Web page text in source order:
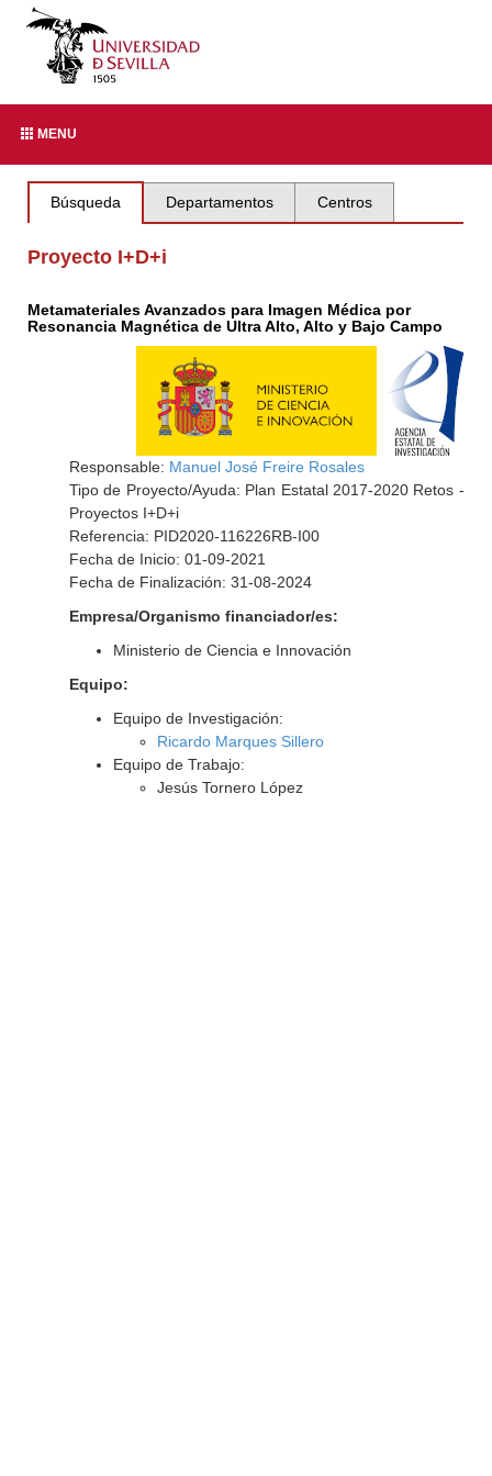
MENU
Búsqueda Departamentos Centros
Proyecto I+D+i
Metamateriales Avanzados para Imagen Médica por
Resonancia Magnética de Ultra Alto, Alto y Bajo Campo
Responsable: Manuel José Freire Rosales
Tipo de Proyecto/Ayuda: Plan Estatal 2017-2020 Retos -
Proyectos I+D+i
Referencia: PID2020-116226RB-I00
Fecha de Inicio: 01-09-2021
Fecha de Finalización: 31-08-2024
Empresa/Organismo financiador/es:
Ministerio de Ciencia e Innovación
Equipo:
Equipo de Investigación:
Ricardo Marques Sillero
Equipo de Trabajo:
Jesús Tornero López